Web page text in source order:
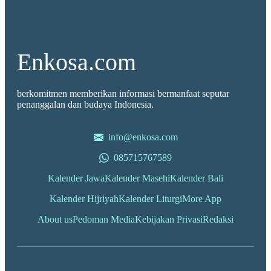
Enkosa.com
berkomitmen memberikan informasi bermanfaat seputar
penanggalan dan budaya Indonesia.
info@enkosa.com
085715767589
Kalender JawaKalender MasehiKalender Bali
Kalender HijriyahKalender LiturgiMore App
About usPedoman MediaKebijakan PrivasiRedaksi